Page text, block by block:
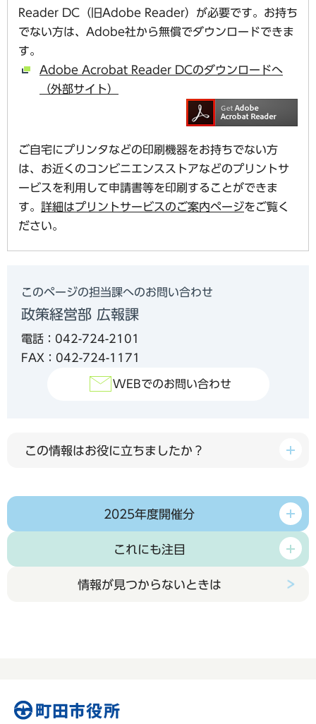
Reader DC（旧Adobe Reader）が必要です。お持ち
でない方は、Adobe社から無償でダウンロードできま
す。
Adobe Acrobat Reader DCのダウンロードへ
（外部サイト）
ご自宅にプリンタなどの印刷機器をお持ちでない方
は、お近くのコンビニエンスストアなどのプリントサ
ービスを利用して申請書等を印刷することができま
す。 詳細はプリントサービスのご案内ページをご覧く
ださい。
このページの担当課へのお問い合わせ
政策経営部 広報課
電話：042-724-2101
FAX：042-724-1171
WEBでのお問い合わせ
この情報はお役に立ちましたか？
2025年度開催分
これにも注目
情報が見つからないときは